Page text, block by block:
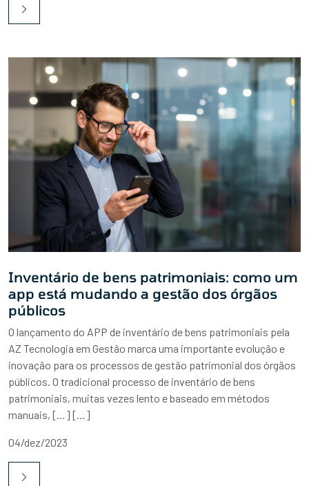
Inventário de bens patrimoniais: como um
app está mudando a gestão dos órgãos
públicos
O lançamento do APP de inventário de bens patrimoniais pela
AZ Tecnologia em Gestão marca uma importante evolução e
inovação para os processos de gestão patrimonial dos órgãos
públicos. O tradicional processo de inventário de bens
patrimoniais, muitas vezes lento e baseado em métodos
manuais, […] […]
04/dez/2023